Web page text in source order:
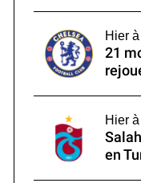
Hier
21
Hier
en